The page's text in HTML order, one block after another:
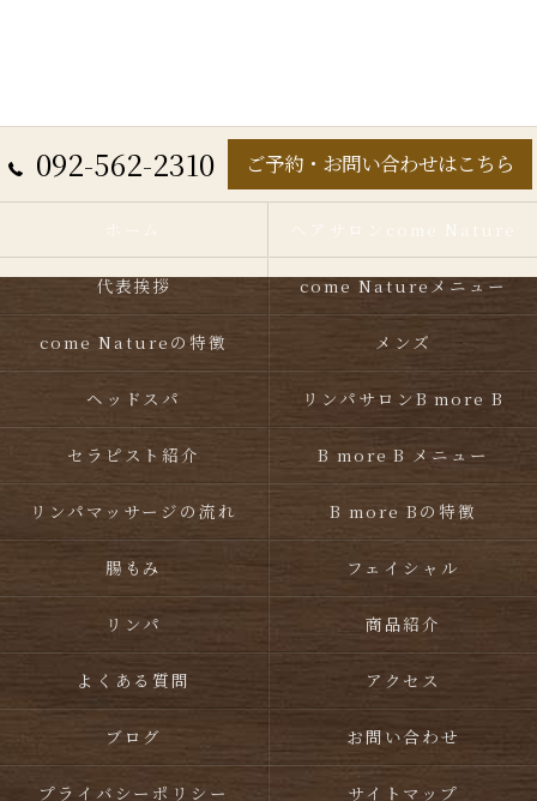
092-562-2310 ご予約・お問い合わせはこちら
ホーム ヘアサロンcome Nature
代表挨拶 come Natureメニュー
come Natureの特徴 メンズ
ヘッドスパ リンパサロンB more B
セラピスト紹介 B more B メニュー
リンパマッサージの流れ B more Bの特徴
腸もみ フェイシャル
リンパ 商品紹介
よくある質問 アクセス
ブログ お問い合わせ
プライバシーポリシー サイトマップ